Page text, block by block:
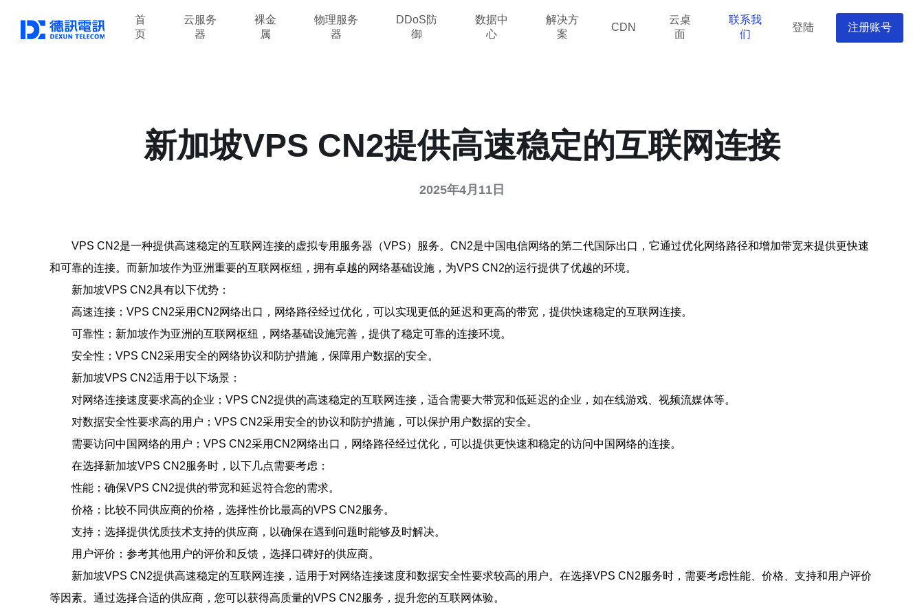
首
页
云服务
器
裸金
属
物理服务
器
DDoS防
御
数据中
心
解决方
案
CDN
云桌
面
联系我
们
登陆 注册账号
新加坡VPS CN2提供高速稳定的互联网连接
2025年4月11日
VPS CN2是一种提供高速稳定的互联网连接的虚拟专用服务器（VPS）服务。CN2是中国电信网络的第二代国际出口，它通过优化网络路径和增加带宽来提供更快速
和可靠的连接。而新加坡作为亚洲重要的互联网枢纽，拥有卓越的网络基础设施，为VPS CN2的运行提供了优越的环境。
新加坡VPS CN2具有以下优势：
高速连接：VPS CN2采用CN2网络出口，网络路径经过优化，可以实现更低的延迟和更高的带宽，提供快速稳定的互联网连接。
可靠性：新加坡作为亚洲的互联网枢纽，网络基础设施完善，提供了稳定可靠的连接环境。
安全性：VPS CN2采用安全的网络协议和防护措施，保障用户数据的安全。
新加坡VPS CN2适用于以下场景：
对网络连接速度要求高的企业：VPS CN2提供的高速稳定的互联网连接，适合需要大带宽和低延迟的企业，如在线游戏、视频流媒体等。
对数据安全性要求高的用户：VPS CN2采用安全的协议和防护措施，可以保护用户数据的安全。
需要访问中国网络的用户：VPS CN2采用CN2网络出口，网络路径经过优化，可以提供更快速和稳定的访问中国网络的连接。
在选择新加坡VPS CN2服务时，以下几点需要考虑：
性能：确保VPS CN2提供的带宽和延迟符合您的需求。
价格：比较不同供应商的价格，选择性价比最高的VPS CN2服务。
支持：选择提供优质技术支持的供应商，以确保在遇到问题时能够及时解决。
用户评价：参考其他用户的评价和反馈，选择口碑好的供应商。
新加坡VPS CN2提供高速稳定的互联网连接，适用于对网络连接速度和数据安全性要求较高的用户。在选择VPS CN2服务时，需要考虑性能、价格、支持和用户评价
等因素。通过选择合适的供应商，您可以获得高质量的VPS CN2服务，提升您的互联网体验。